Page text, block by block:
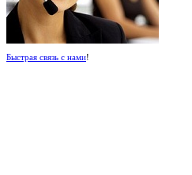
Быстрая связь с нами!